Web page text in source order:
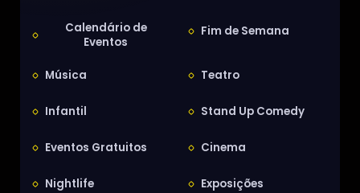
Calendário de
Eventos
Fim de Semana
Música Teatro
Infantil Stand Up Comedy
Eventos Gratuitos Cinema
Nightlife Exposições